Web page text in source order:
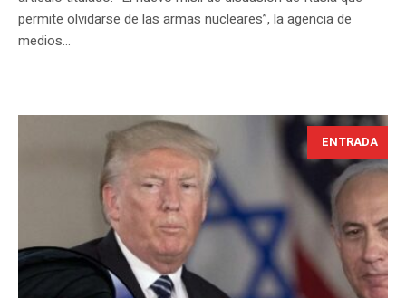
permite olvidarse de las armas nucleares”, la agencia de
medios...
ENTRADA